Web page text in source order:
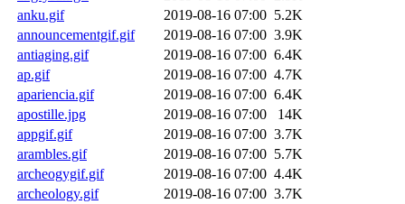
anku.gif
2019-08-16 07:00 5.2K
announcementgif.gif
2019-08-16 07:00 3.9K
antiaging.gif
2019-08-16 07:00 6.4K
ap.gif
2019-08-16 07:00 4.7K
apariencia.gif
2019-08-16 07:00 6.4K
apostille.jpg
2019-08-16 07:00
14K
appgif.gif
2019-08-16 07:00 3.7K
arambles.gif
2019-08-16 07:00 5.7K
archeogygif.gif
2019-08-16 07:00 4.4K
archeology.gif
2019-08-16 07:00 3.7K